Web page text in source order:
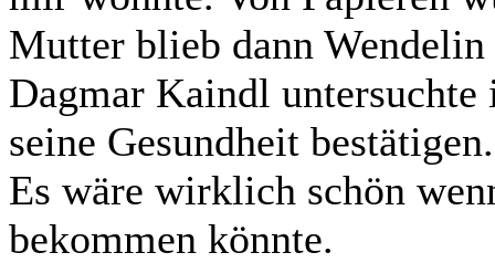
Mutter blieb dann
Dagmar Kaindl untersuchte
seine Gesundheit bestätigen.
Es wäre wirklich schön
bekommen könnte.